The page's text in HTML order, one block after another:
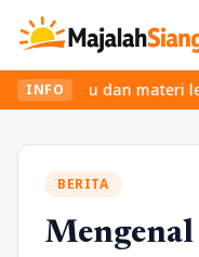
INFO
dan materi lengkap
BERITA